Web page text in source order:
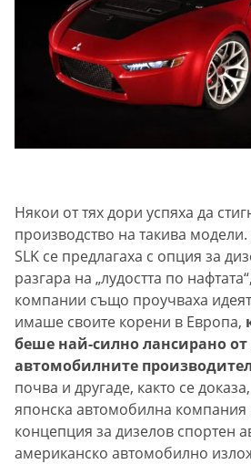
Някои от тях дори успяха да
производство на такива
SLK се предлагаха с опция за
разгара на „лудостта по
компании също проучваха
имаше своите корени в Европа,
беше най-силно лансирано от
автомобилните
почва и другаде, както се
японска автомобилна компания
концепция за дизелов спортен
американско автомобилно